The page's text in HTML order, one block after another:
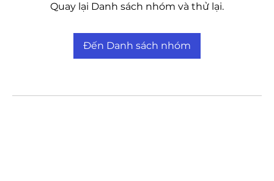
Quay lại Danh sách nhóm và thử lại.
Đến Danh sách nhóm